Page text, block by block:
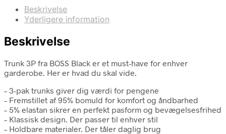
Beskrivelse
Yderligere information
Beskrivelse
Trunk 3P fra BOSS Black er et must-have for enhver
garderobe. Her er hvad du skal vide.
– 3-pak trunks giver dig værdi for pengene
– Fremstillet af 95% bomuld for komfort og åndbarhed
– 5% elastan sikrer en perfekt pasform og bevægelsesfrihed
– Klassisk design. Der passer til enhver stil
– Holdbare materialer. Der tåler daglig brug